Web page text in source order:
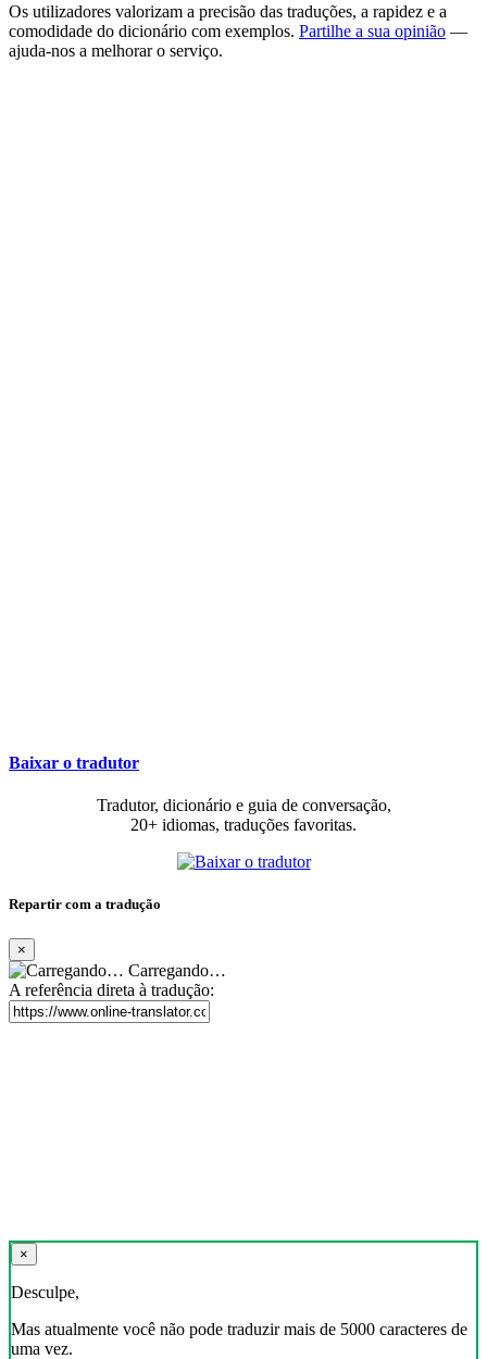
Os utilizadores valorizam a precisão das traduções, a rapidez e a
comodidade do dicionário com exemplos. Partilhe a sua opinião —
ajuda-nos a melhorar o serviço.
Baixar o tradutor
Tradutor, dicionário e guia de conversação,
20+ idiomas, traduções favoritas.
Repartir com a tradução
×
Carregando…
A referência direta à tradução:
×
Desculpe,
Mas atualmente você não pode traduzir mais de 5000 caracteres de
uma vez.